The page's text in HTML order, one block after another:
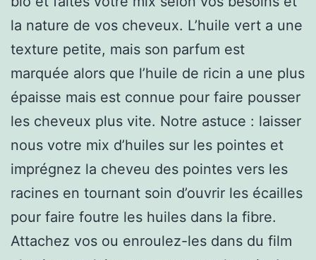
la nature de vos cheveux. L’huile vert a une
texture petite, mais son parfum est
marquée alors que l’huile de ricin a une plus
épaisse mais est connue pour faire pousser
les cheveux plus vite. Notre astuce : laisser
nous votre mix d’huiles sur les pointes et
imprégnez la cheveu des pointes vers les
racines en tournant soin d’ouvrir les écailles
pour faire foutre les huiles dans la fibre.
Attachez vos ou enroulez-les dans du film